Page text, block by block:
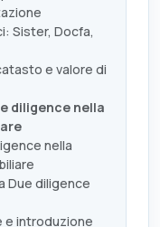
Sister, Docfa,
e valore di
diligence nella
nella
Due diligence
e introduzione